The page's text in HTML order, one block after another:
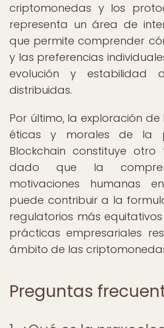
criptomonedas y los
representa un área de
que permite comprender
y las preferencias
evolución y estabilidad
distribuidas.
Por último, la exploración
éticas y morales de la
Blockchain constituye otro
dado que la
motivaciones humanas
puede contribuir a la
regulatorios más
prácticas empresariales
ámbito de las
Preguntas